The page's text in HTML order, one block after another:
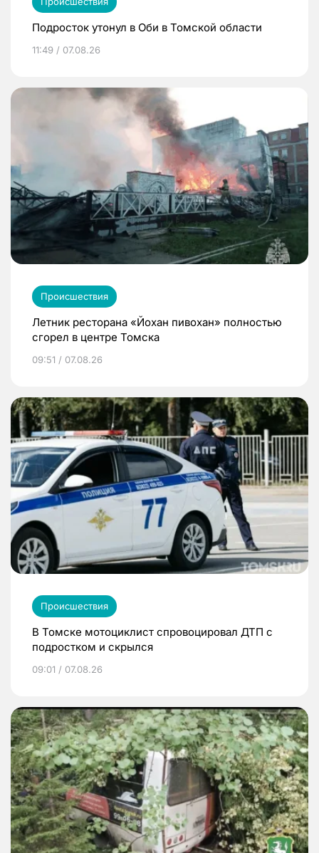
Подросток утонул в Оби в Томской области
11:49 / 07.08.26
Происшествия
Летник ресторана «Йохан пивохан» полностью
сгорел в центре Томска
09:51 / 07.08.26
Происшествия
В Томске мотоциклист спровоцировал ДТП с
подростком и скрылся
09:01 / 07.08.26